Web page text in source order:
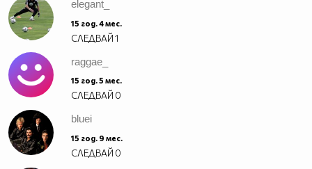
elegant_
15 год. 4 мес.
СЛЕДВАЙ1
raggae_
15 год. 5 мес.
СЛЕДВАЙ 0
bluei
15 год. 9 мес.
СЛЕДВАЙ 0